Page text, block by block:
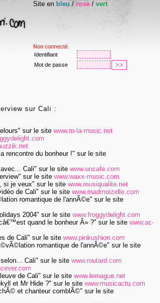
Site en bleu / rose / vert
Non connecté
Identifiant
Mot de passe
sur Cali :
sur le site www.m-la-music.net
rencontre du bonheur !" sur le site
Cali" sur le site www.uncafe.com
sur le site www.waxx-music.com
si je veux" sur le site www.musiqualite.net
de Cali" sur le site www.madmoizelle.com
romantique de l'annÃ©e" sur le site
2004" sur le site www.froggydelight.com
quand le bonheur Â» ?" sur le site www.ac-
de Cali" sur le site www.pinkushion.com
romantique de l'annÃ©e" sur le site
Cali" sur le site www.routard.com
de Cali" sur le site www.lemague.net
et Mr Hide ?" sur le site www.musicactu.com
et chanteur comblÃ©" sur le site